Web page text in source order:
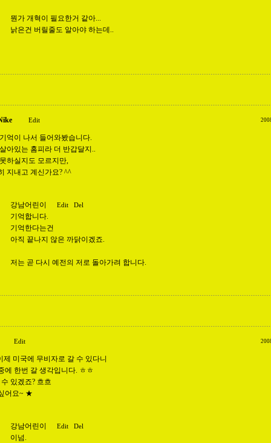
뭔가 개혁이 필요한거 같아...
낡은건 버릴줄도 알아야 하는데..
Edit
억이 나서 들어와봤습니다.
아있는 홈피라 더 반갑달지..
하실지도 모르지만,
지내고 계신가요? ^^
강남어린이 Edit Del
기억합니다.
기억한다는건
아직 끝나지 않은 까닭이겠죠.
저는 곧 다시 예전의 저로 돌아가려 합니다.
Edit
제 미국에 무비자로 갈 수 있다니
에 한번 갈 생각입니다. ㅎㅎ
있겠죠? 흐흐
어요~ ★
강남어린이 Edit Del
이넘.